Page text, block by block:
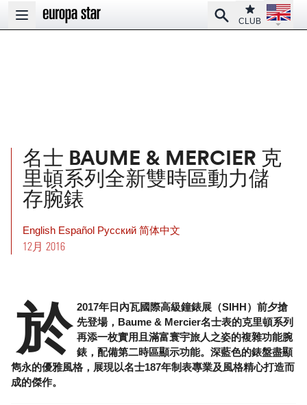
Open main menu
SearchClub
CLUB
Open
名士 BAUME & MERCIER 克
里頓系列全新雙時區動力儲
存腕錶
English Español Pусский 简体中文
12月 2016
於 2017年日內瓦國際高級鐘錶展（SIHH）前夕搶
先登場，Baume & Mercier名士表的克里頓系列
再添一枚實用且滿富寰宇旅人之姿的複雜功能腕
錶，配備第二時區顯示功能。深藍色的錶盤盡顯
雋永的優雅風格，展現以名士187年制表專業及風格精心打造而
成的傑作。